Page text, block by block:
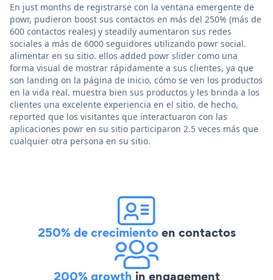
En just months de registrarse con la ventana emergente de
powr, pudieron boost sus contactos en más del 250% (más de
600 contactos reales) y steadily aumentaron sus redes
sociales a más de 6000 seguidores utilizando powr social.
alimentar en su sitio. ellos added powr slider como una
forma visual de mostrar rápidamente a sus clientes, ya que
son landing on la página de inicio, cómo se ven los productos
en la vida real. muestra bien sus productos y les brinda a los
clientes una excelente experiencia en el sitio. de hecho,
reported que los visitantes que interactuaron con las
aplicaciones powr en su sitio participaron 2.5 veces más que
cualquier otra persona en su sitio.
250% de crecimientoen contactos
200% growth in engagement